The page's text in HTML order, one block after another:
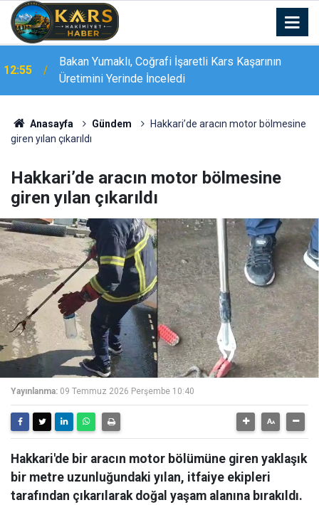
12:55
Bakan Yumaklı, Coğrafi İşaretli Kars Kaşarının
Üretimini Yerinde İnceledi
Bakan Yumaklı Kars’ta GEKİS’i tanıttı: Büyükbaş
hayvancılıkta "dijital kimlik" dönemi başladı
Anasayfa Gündem
Hakkari’de aracın motor bölmesine
giren yılan çıkarıldı
Hakkari’de aracın motor bölmesine
giren yılan çıkarıldı
Yayınlanma: 09 Temmuz 2026 Perşembe 10:40
Hakkari'de bir aracın motor bölümüne giren yaklaşık
bir metre uzunluğundaki yılan, itfaiye ekipleri
tarafından çıkarılarak doğal yaşam alanına bırakıldı.